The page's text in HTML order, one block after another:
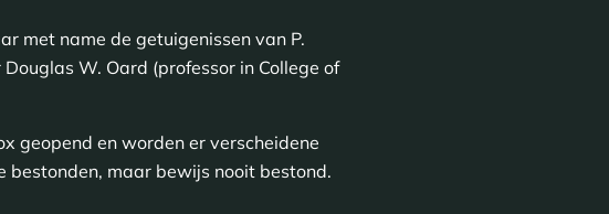
met name de getuigenissen van P.
W. Oard (professor in College of
geopend en worden er verscheidene
bestonden, maar bewijs nooit bestond.